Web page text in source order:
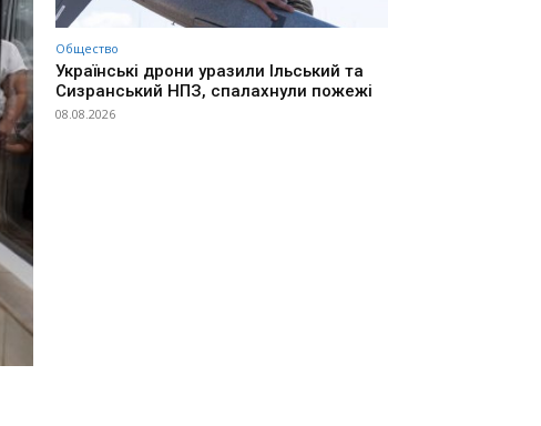
Общество
Українські дрони уразили Ільський та
Сизранський НПЗ, спалахнули пожежі
08.08.2026